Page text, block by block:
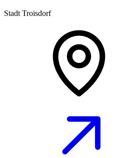
Stadt Troisdorf